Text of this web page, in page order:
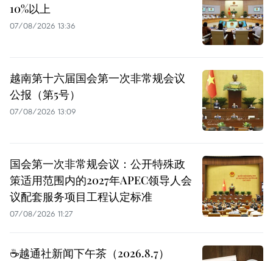
10%以上
07/08/2026 13:36
越南第十六届国会第一次非常规会议
公报（第5号）
07/08/2026 13:09
国会第一次非常规会议：公开特殊政
策适用范围内的2027年APEC领导人会
议配套服务项目工程认定标准
07/08/2026 11:27
☕️越通社新闻下午茶（2026.8.7）